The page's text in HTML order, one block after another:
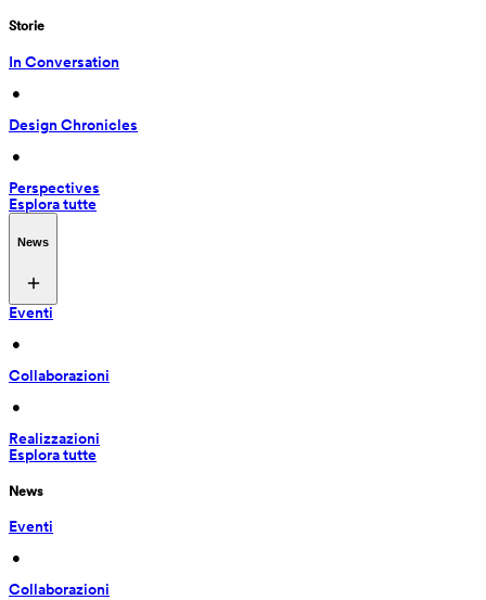
Storie
In Conversation
•
Design Chronicles
•
Perspectives
Esplora tutte
News
Eventi
•
Collaborazioni
•
Realizzazioni
Esplora tutte
News
Eventi
•
Collaborazioni